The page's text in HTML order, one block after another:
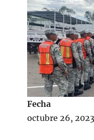
Fecha
octubre 26, 2023